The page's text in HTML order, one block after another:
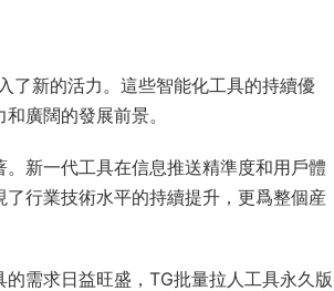
了新的活力。這些智能化工具的持續優
廣闊的發展前景。
新一代工具在信息推送精準度和用戶體
行業技術水平的持續提升，更爲整個産
需求日益旺盛，TG批量拉人工具永久版